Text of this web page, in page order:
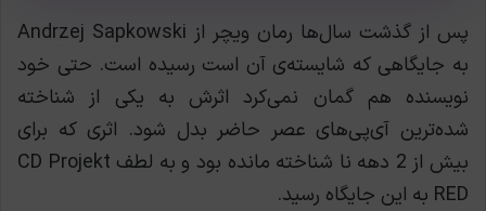
پس از گذشت سال‌ها رمان ویچر از Andrzej Sapkowski
به جایگاهی که شایسته‌ی آن است رسیده است. حتی خود
نویسنده هم گمان نمی‌کرد اثرش به یکی از شناخته
شده‌ترین آی‌پی‌های عصر حاضر بدل شود. اثری که برای
بیش از 2 دهه نا شناخته مانده بود و به لطف CD Projekt
RED به این جایگاه رسید.